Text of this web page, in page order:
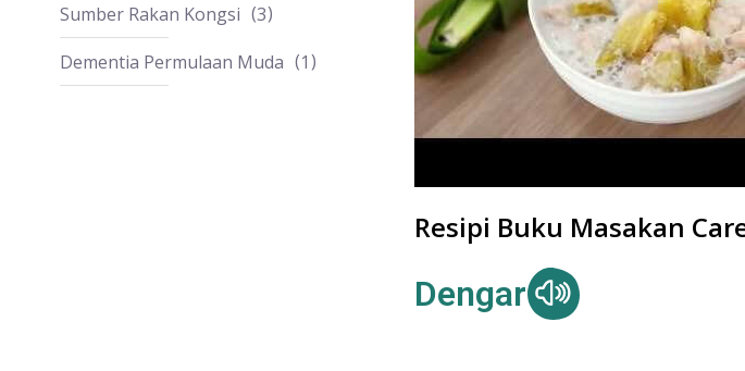
Sumber Rakan Kongsi
3
Dementia Permulaan Muda
1
Resipi Buku Masakan
Dengar